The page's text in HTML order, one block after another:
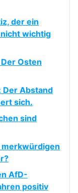
der ein
wichtig
Osten
Abstand
sich.
sind
AfD-
positiv